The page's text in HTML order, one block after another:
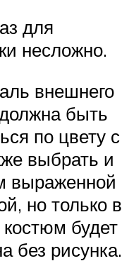
для
несложно.
внешнего
быть
по цвету с
выбрать и
выраженной
но только в
будет
без рисунка.